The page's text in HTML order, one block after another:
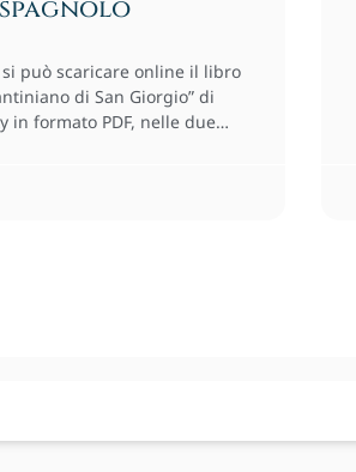
spagnolo
può scaricare online il libro
di San Giorgio” di
in formato PDF, nelle due…